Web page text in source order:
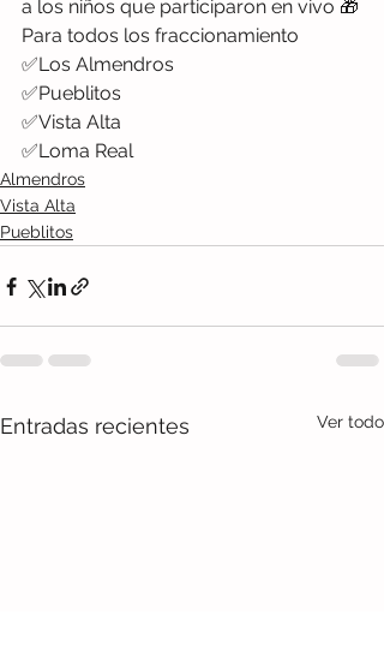
a los niños que participaron en vivo 🎁
Para todos los fraccionamiento
✅Los Almendros
✅Pueblitos
✅Vista Alta
✅Loma Real
Almendros
Vista Alta
Pueblitos
Entradas recientes Ver todo